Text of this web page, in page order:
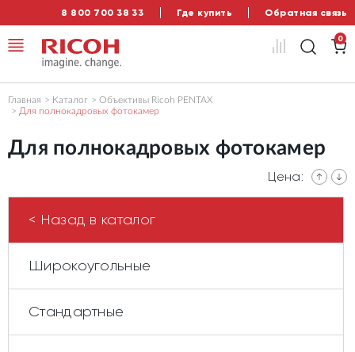
8 800 700 38 33 Где купить Обратная связь
0
Главная Каталог
Объективы Ricoh PENTAX
Для полнокадровых фотокамер
Для полнокадровых фотокамер
Цена:
< Назад в каталог
Широкоугольные
Стандартные